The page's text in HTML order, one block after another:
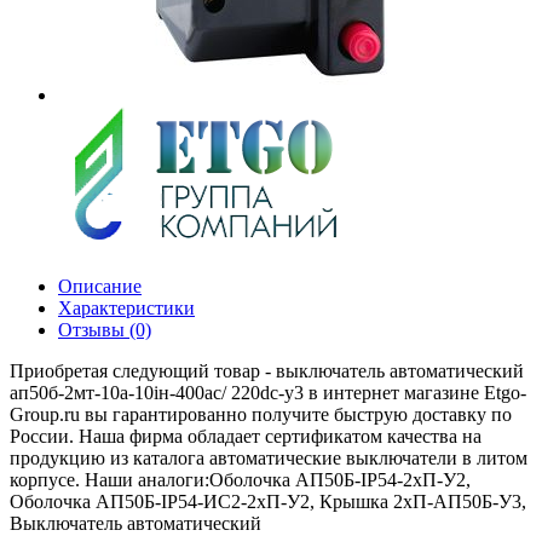
Описание
Характеристики
Отзывы (0)
Приобретая следующий товар - выключатель автоматический
ап50б-2мт-10а-10iн-400ac/ 220dc-у3 в интернет магазине Etgo-
Group.ru вы гарантированно получите быструю доставку по
России. Наша фирма обладает сертификатом качества на
продукцию из каталога автоматические выключатели в литом
корпусе. Наши аналоги:Оболочка АП50Б-IP54-2хП-У2,
Оболочка АП50Б-IP54-ИС2-2хП-У2, Крышка 2хП-АП50Б-У3,
Выключатель автоматический